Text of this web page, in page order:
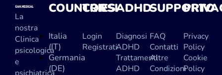
La
nostra
Clinica
psicologica
e
COUNTRIES
Italia
(IT)
Germania
(DE)
CORSI
Login
Registrati
ADHD
Diagnosi
ADHD
Trattamenti
ADHD
SUPPORTO
FAQ
Contatti
Altre
Condizioni
Privacy
Policy
Cookie
Policy